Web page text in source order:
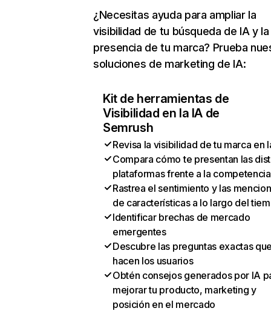
¿Necesitas ayuda para ampliar la
visibilidad de tu búsqueda de IA y la
presencia de tu marca? Prueba
soluciones de marketing de IA:
Kit de herramientas de
Visibilidad en la IA de
Semrush
Revisa la visibilidad de tu marca en
Compara cómo te presentan las
plataformas frente a la competencia
Rastrea el sentimiento y las
de características a lo largo del
Identificar brechas de mercado
emergentes
Descubre las preguntas exactas
hacen los usuarios
Obtén consejos generados por IA
mejorar tu producto, marketing y
posición en el mercado